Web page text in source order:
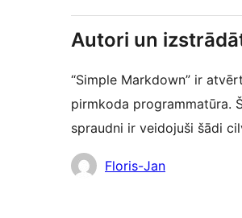
Autori un
“Simple Markdown” ir
pirmkoda programmatūra.
spraudni ir veidojuši šādi
Līdzdalībnieki
Floris-Jan